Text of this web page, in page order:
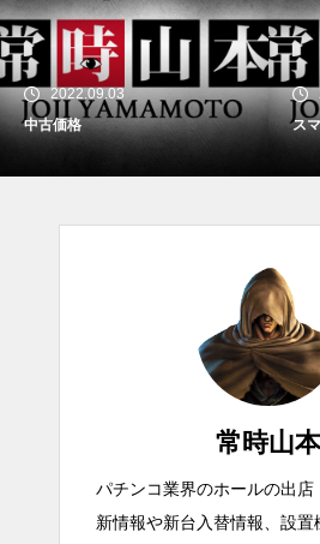
2022.09.03
中古価格
ス
常時山本
パチンコ業界のホールの出店
新情報や新台入替情報、設置